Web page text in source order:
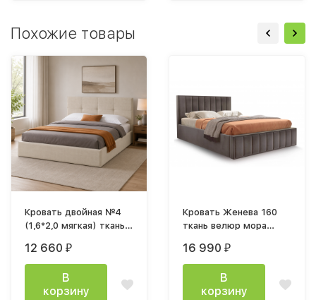
Похожие товары
Кровать двойная №4
(1,6*2,0 мягкая) ткань
12 660 ₽
В
корзину
Кровать Женева 160
ткань велюр мора
каркас
16 990 ₽
В
корзину